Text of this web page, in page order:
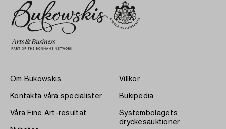
Om Bukowskis
Kontakta våra specialister
Våra Fine Art-resultat
Villkor
Bukipedia
Systembolagets
dryckesauktioner